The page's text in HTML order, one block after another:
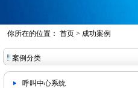
你所在的位置： 首页 > 成功案例
案例分类
呼叫中心系统